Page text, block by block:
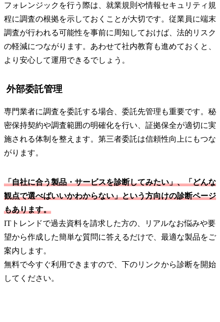
フォレンジックを行う際は、就業規則や情報セキュリティ規
程に調査の根拠を示しておくことが大切です。従業員に端末
調査が行われる可能性を事前に周知しておけば、法的リスク
の軽減につながります。あわせて社内教育も進めておくと、
より安心して運用できるでしょう。
外部委託管理
専門業者に調査を委託する場合、委託先管理も重要です。秘
密保持契約や調査範囲の明確化を行い、証拠保全が適切に実
施される体制を整えます。第三者委託は信頼性向上にもつな
がります。
「自社に合う製品・サービスを診断してみたい」、「どんな
観点で選べばいいかわからない」という方向けの診断ページ
もあります。
ITトレンドで過去資料を請求した方の、リアルなお悩みや要
望から作成した簡単な質問に答えるだけで、最適な製品をご
案内します。
無料で今すぐ利用できますので、下のリンクから診断を開始
してください。